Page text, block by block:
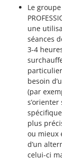
Le
une
séances
3-4
besoin
(par
plus
ou mieux
d’un
celui-ci